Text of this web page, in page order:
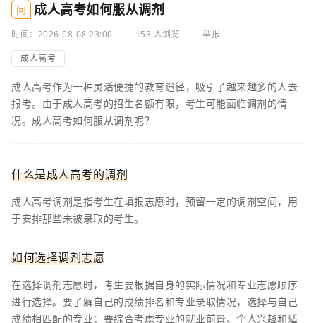
问 成人高考如何服从调剂
时间：2026-08-08 23:00 153 人浏览
举报
成人高考
成人高考作为一种灵活便捷的教育途径，吸引了越来越多的人去
报考。由于成人高考的招生名额有限，考生可能面临调剂的情
况。成人高考如何服从调剂呢？
什么是成人高考的调剂
成人高考调剂是指考生在填报志愿时，预留一定的调剂空间，用
于安排那些未被录取的考生。
如何选择调剂志愿
在选择调剂志愿时，考生要根据自身的实际情况和专业志愿顺序
进行选择。要了解自己的成绩排名和专业录取情况，选择与自己
成绩相匹配的专业；要综合考虑专业的就业前景、个人兴趣和适